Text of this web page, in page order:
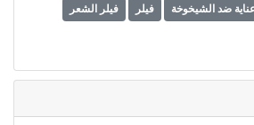
ضد الشيخوخة فيلر فيلر الشعر